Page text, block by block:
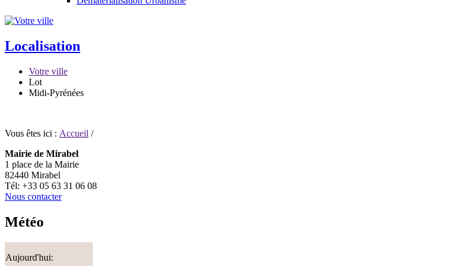
Localisation
Votre ville
Lot
Midi-Pyrénées
Vous êtes ici : Accueil /
Mairie de Mirabel
1 place de la Mairie
82440 Mirabel
Tél: +33 05 63 31 06 08
Nous contacter
Météo
Aujourd'hui: